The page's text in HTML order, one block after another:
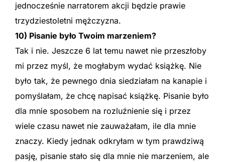
jednocześnie narratorem akcji będzie prawie
trzydziestoletni mężczyzna.
10) Pisanie było Twoim marzeniem?
Tak i nie. Jeszcze 6 lat temu nawet nie przeszłoby
mi przez myśl, że mogłabym wydać książkę. Nie
było tak, że pewnego dnia siedziałam na kanapie i
pomyślałam, że chcę napisać książkę. Pisanie było
dla mnie sposobem na rozluźnienie się i przez
wiele czasu nawet nie zauważałam, ile dla mnie
znaczy. Kiedy jednak odkryłam w tym prawdziwą
pasję, pisanie stało się dla mnie nie marzeniem, ale